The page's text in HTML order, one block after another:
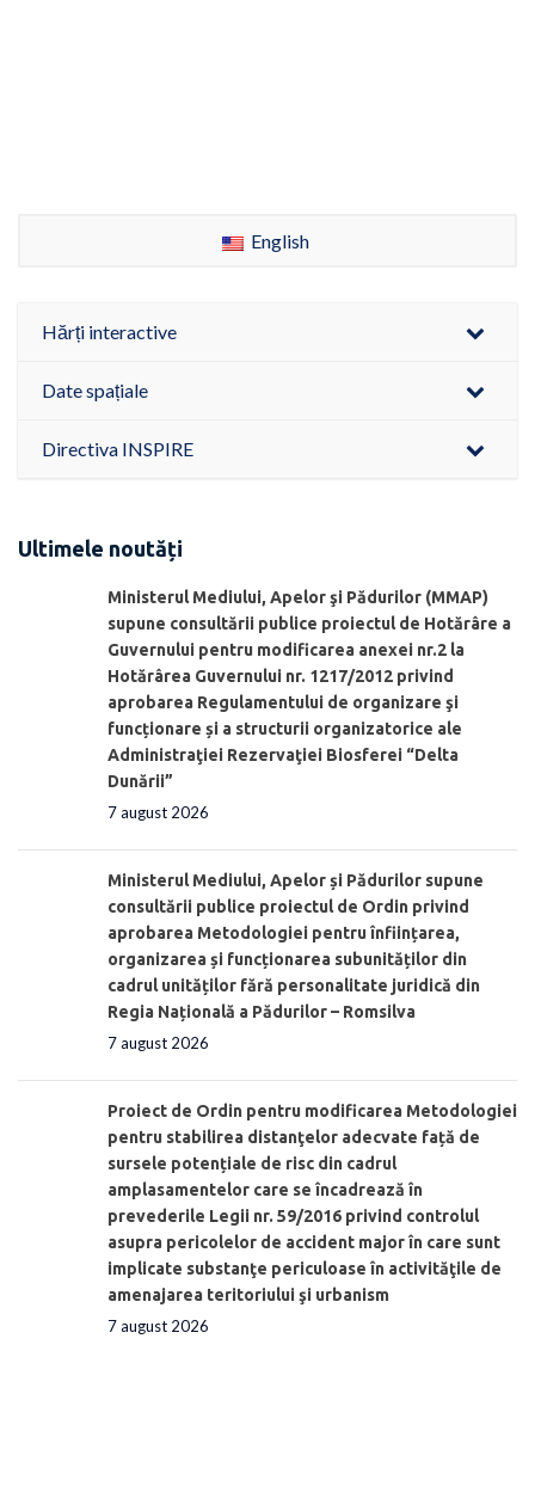
English
Hărți interactive
Date spațiale
Directiva INSPIRE
Ultimele noutăți
Ministerul Mediului, Apelor şi Pădurilor (MMAP)
supune consultării publice proiectul de Hotărâre a
Guvernului pentru modificarea anexei nr.2 la
Hotărârea Guvernului nr. 1217/2012 privind
aprobarea Regulamentului de organizare şi
funcționare și a structurii organizatorice ale
Administraţiei Rezervaţiei Biosferei “Delta
Dunării”
7 august 2026
Ministerul Mediului, Apelor și Pădurilor supune
consultării publice proiectul de Ordin privind
aprobarea Metodologiei pentru înființarea,
organizarea și funcționarea subunităților din
cadrul unităților fără personalitate juridică din
Regia Națională a Pădurilor – Romsilva
7 august 2026
Proiect de Ordin pentru modificarea Metodologiei
pentru stabilirea distanţelor adecvate față de
sursele potențiale de risc din cadrul
amplasamentelor care se încadrează în
prevederile Legii nr. 59/2016 privind controlul
asupra pericolelor de accident major în care sunt
implicate substanţe periculoase în activităţile de
amenajarea teritoriului şi urbanism
7 august 2026